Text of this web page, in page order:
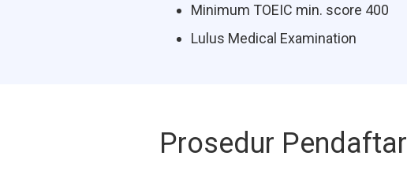
Minimum TOEIC min. score 400
Lulus Medical Examination
Prosedur